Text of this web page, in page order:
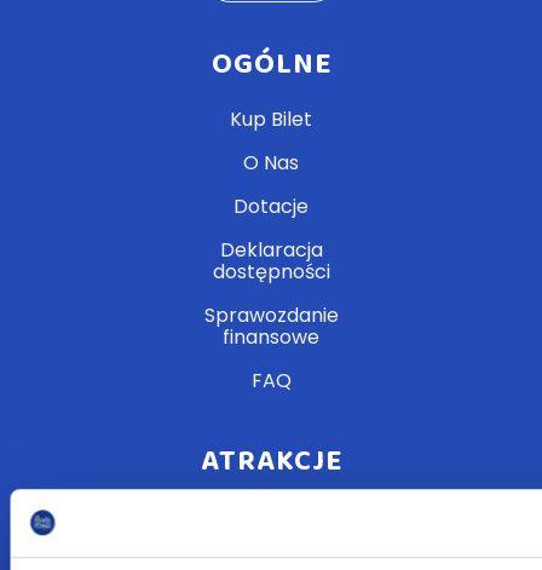
OGÓLNE
Kup Bilet
O Nas
Dotacje
Deklaracja
dostępności
Sprawozdanie
finansowe
FAQ
ATRAKCJE
Dla Szkół